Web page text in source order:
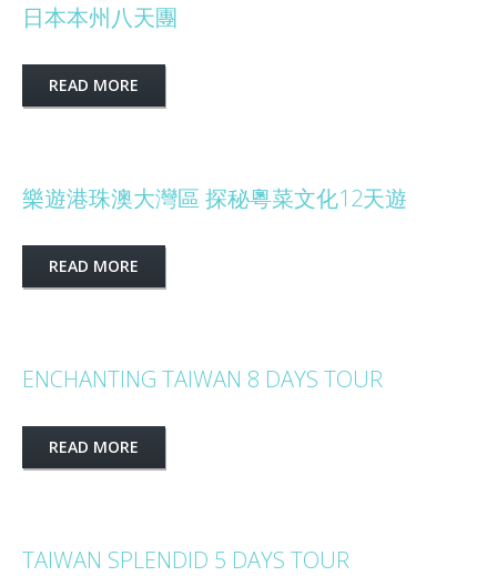
日本本州八天團
READ MORE
樂遊港珠澳大灣區 探秘粵菜文化12天遊
READ MORE
ENCHANTING TAIWAN 8 DAYS TOUR
READ MORE
TAIWAN SPLENDID 5 DAYS TOUR